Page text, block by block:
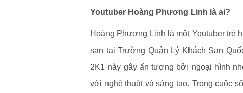
Youtuber Hoàng Phương Linh là ai?
Hoàng Phương Linh là một Youtuber trẻ
sạn tại Trường Quản Lý Khách Sạn
2K1 này gây ấn tượng bởi ngoại hình
với nghệ thuật và sáng tạo. Trong cuộc